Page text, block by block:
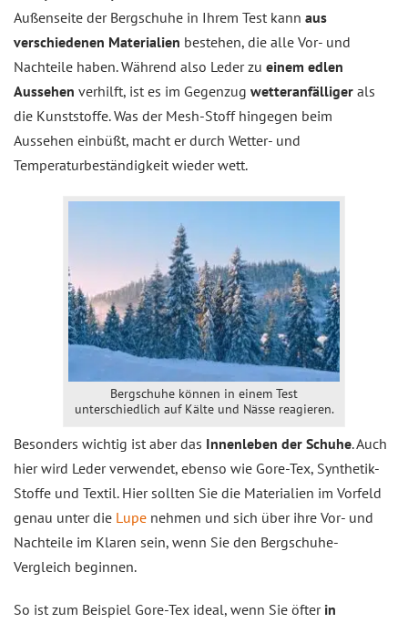
Außenseite der Bergschuhe in Ihrem Test kann aus
verschiedenen Materialien bestehen, die alle Vor- und
Nachteile haben. Während also Leder zu einem edlen
Aussehen verhilft, ist es im Gegenzug wetteranfälliger als
die Kunststoffe. Was der Mesh-Stoff hingegen beim
Aussehen einbüßt, macht er durch Wetter- und
Temperaturbeständigkeit wieder wett.
Bergschuhe können in einem Test
unterschiedlich auf Kälte und Nässe reagieren.
Besonders wichtig ist aber das Innenleben der Schuhe. Auch
hier wird Leder verwendet, ebenso wie Gore-Tex, Synthetik-
Stoffe und Textil. Hier sollten Sie die Materialien im Vorfeld
genau unter die Lupe nehmen und sich über ihre Vor- und
Nachteile im Klaren sein, wenn Sie den Bergschuhe-
Vergleich beginnen.
So ist zum Beispiel Gore-Tex ideal, wenn Sie öfter in